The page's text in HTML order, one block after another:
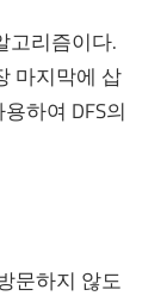
고리즘이다.
마지막에 삽
하여 DFS의
문하지 않도